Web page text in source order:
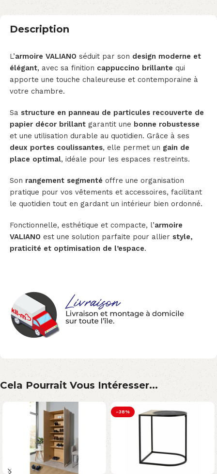
Description
L’armoire VALIANO séduit par son design moderne et
élégant, avec sa finition cappuccino brillante qui
apporte une touche chaleureuse et contemporaine à
votre chambre.
Sa structure en panneau de particules recouverte de
papier décor brillant garantit une bonne robustesse
et une utilisation durable au quotidien. Grâce à ses
deux portes coulissantes, elle permet un gain de
place optimal, idéale pour les espaces restreints.
Son rangement segmenté offre une organisation
pratique pour vos vêtements et accessoires, facilitant
le quotidien tout en gardant un intérieur bien ordonné.
Fonctionnelle, esthétique et compacte, l’armoire
VALIANO est une solution parfaite pour allier style,
praticité et optimisation de l’espace.
Cela Pourrait Vous Intéresser...
-38%